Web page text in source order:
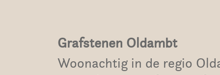
Grafstenen Oldambt
Woonachtig in de regio